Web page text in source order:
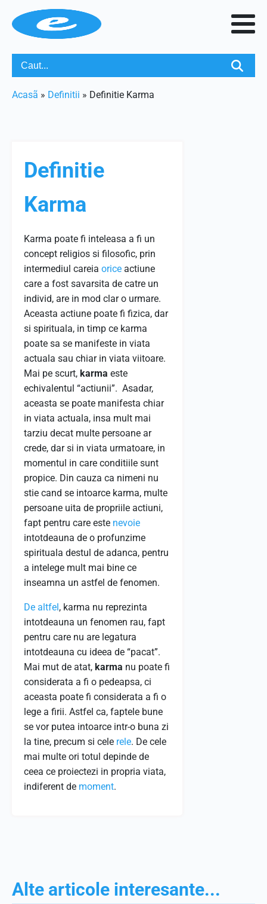
Acasã » Definitii » Definitie Karma
Definitie
Karma
Karma poate fi inteleasa a fi un
concept religios si filosofic, prin
intermediul careia orice actiune
care a fost savarsita de catre un
individ, are in mod clar o urmare.
Aceasta actiune poate fi fizica, dar
si spirituala, in timp ce karma
poate sa se manifeste in viata
actuala sau chiar in viata viitoare.
Mai pe scurt, karma este
echivalentul “actiunii”. Asadar,
aceasta se poate manifesta chiar
in viata actuala, insa mult mai
tarziu decat multe persoane ar
crede, dar si in viata urmatoare, in
momentul in care conditiile sunt
propice. Din cauza ca nimeni nu
stie cand se intoarce karma, multe
persoane uita de propriile actiuni,
fapt pentru care este nevoie
intotdeauna de o profunzime
spirituala destul de adanca, pentru
a intelege mult mai bine ce
inseamna un astfel de fenomen.
De altfel, karma nu reprezinta
intotdeauna un fenomen rau, fapt
pentru care nu are legatura
intotdeauna cu ideea de “pacat”.
Mai mut de atat, karma nu poate fi
considerata a fi o pedeapsa, ci
aceasta poate fi considerata a fi o
lege a firii. Astfel ca, faptele bune
se vor putea intoarce intr-o buna zi
la tine, precum si cele rele. De cele
mai multe ori totul depinde de
ceea ce proiectezi in propria viata,
indiferent de moment.
Alte articole interesante...